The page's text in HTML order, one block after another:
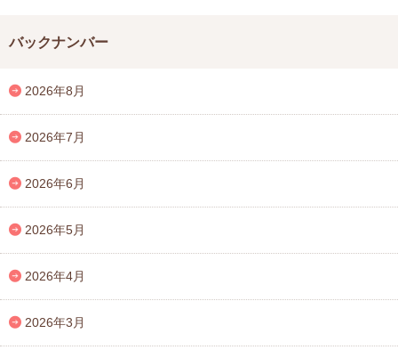
バックナンバー
2026年8月
2026年7月
2026年6月
2026年5月
2026年4月
2026年3月